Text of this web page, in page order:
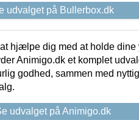
udvalget på Bullerbox.dk
hjælpe dig med at holde
Animigo.dk et komplet
godhed, sammen med
udvalget på Animigo.dk